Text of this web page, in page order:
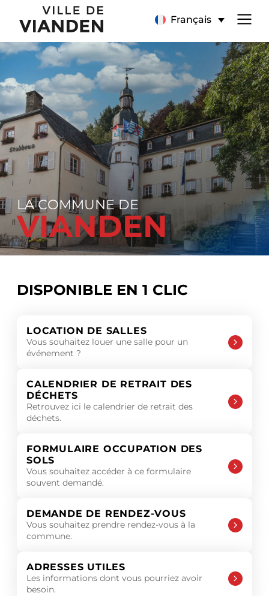
Page
d’accueil
Français
Menu
de
navigation
principal
LA COMMUNE DE
VIANDEN
DISPONIBLE EN 1 CLIC
LOCATION DE SALLES
Vous souhaitez louer une salle pour un
événement ?
CALENDRIER DE RETRAIT DES
DÉCHETS
Retrouvez ici le calendrier de retrait des
déchets.
FORMULAIRE OCCUPATION DES
SOLS
Vous souhaitez accéder à ce formulaire
souvent demandé.
DEMANDE DE RENDEZ-VOUS
Vous souhaitez prendre rendez-vous à la
commune.
ADRESSES UTILES
Les informations dont vous pourriez avoir
besoin.